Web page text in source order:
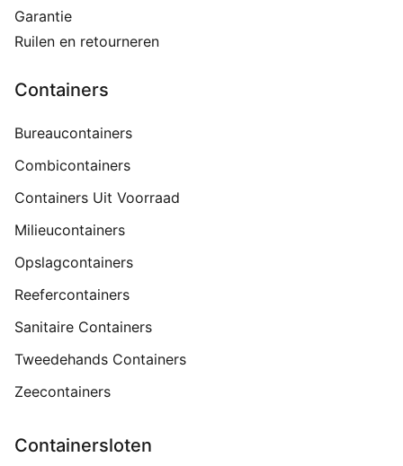
Garantie
Ruilen en retourneren
Containers
Bureaucontainers
Combicontainers
Containers Uit Voorraad
Milieucontainers
Opslagcontainers
Reefercontainers
Sanitaire Containers
Tweedehands Containers
Zeecontainers
Containersloten